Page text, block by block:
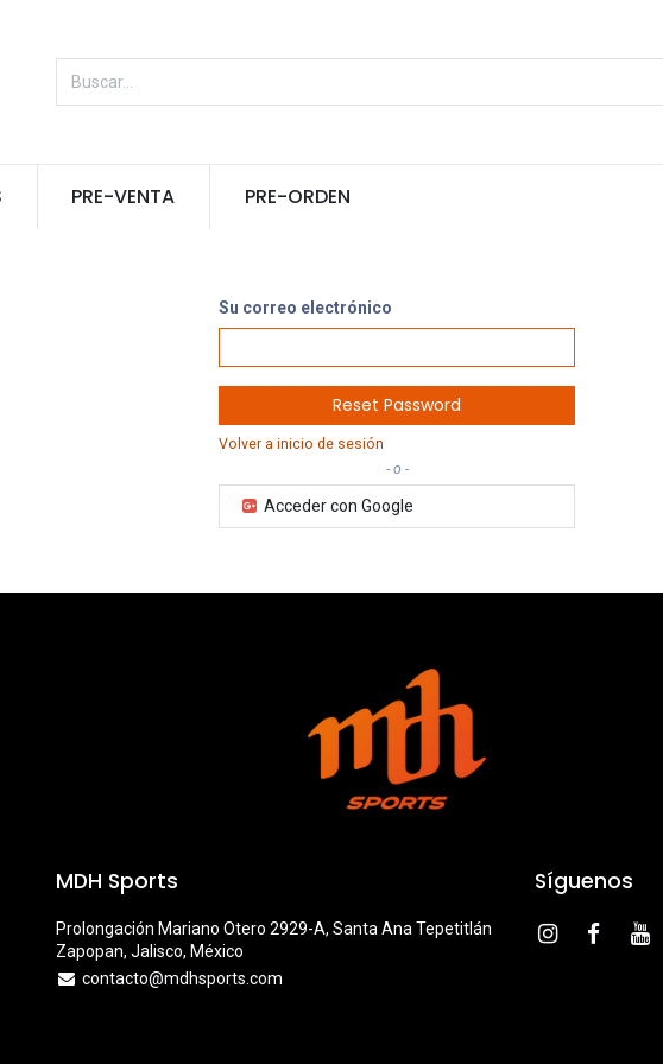
PRE-VENTA PRE-ORDEN
Su correo electrónico
Reset Password
Volver a inicio de sesión
- o -
Acceder con Google
MDH Sports
Prolongación Mariano Otero 2929-A, Santa Ana Tepetitlán
Zapopan, Jalisco, México
contacto@mdhsports.com
Síguenos